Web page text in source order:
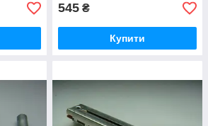
545 ₴
Купити